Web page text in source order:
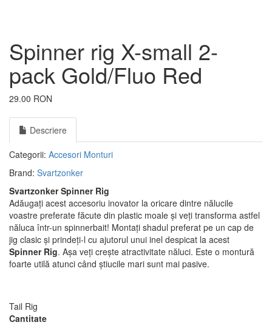
Spinner rig X-small 2-
pack Gold/Fluo Red
29.00 RON
Descriere
Categorii: Accesori Monturi
Brand: Svartzonker
Svartzonker Spinner Rig
Adăugați acest accesoriu inovator la oricare dintre nălucile
voastre preferate făcute din plastic moale și veți transforma astfel
năluca într-un spinnerbait! Montați shadul preferat pe un cap de
jig clasic și prindeți-l cu ajutorul unui inel despicat la acest
Spinner Rig. Așa veți crește atractivitate năluci. Este o montură
foarte utilă atunci când știucile mari sunt mai pasive.
Tail Rig
Cantitate